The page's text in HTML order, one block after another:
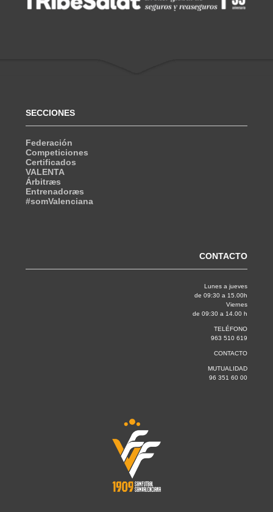
SECCIONES
Federación
Competiciones
Certificados
VALENTA
Árbitræs
Entrenadoræs
#somValenciana
CONTACTO
Lunes a jueves
de 09:30 a 15.00h
Viernes
de 09:30 a 14.00 h
TELÉFONO
963 510 619
CONTACTO
MUTUALIDAD
96 351 60 00